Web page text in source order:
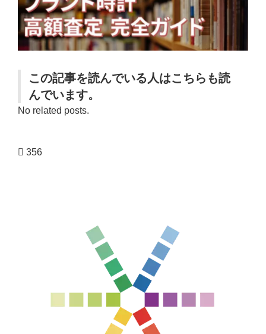
この記事を読んでいる人はこちらも読
んでいます。
No related posts.
356